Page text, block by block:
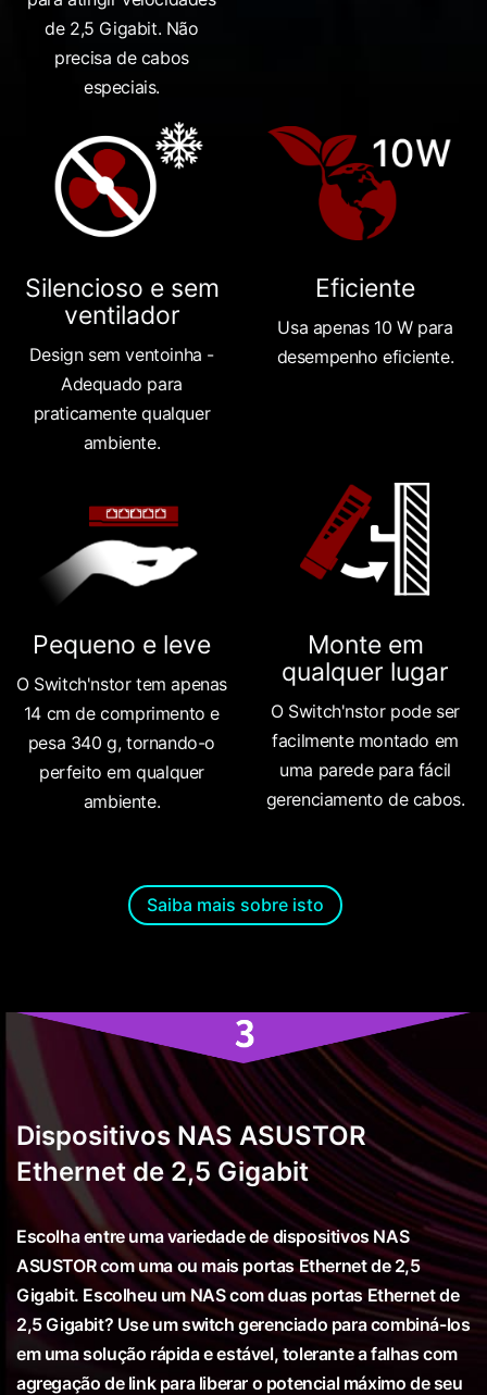
de 2,5 Gigabit. Não
precisa de cabos
especiais.
Silencioso e sem
ventilador
Design sem ventoinha -
Adequado para
praticamente qualquer
ambiente.
Eficiente
Usa apenas 10 W para
desempenho eficiente.
Pequeno e leve
O Switch'nstor tem apenas
14 cm de comprimento e
pesa 340 g, tornando-o
perfeito em qualquer
ambiente.
Monte em
qualquer lugar
O Switch'nstor pode ser
facilmente montado em
uma parede para fácil
gerenciamento de cabos.
Saiba mais sobre isto
Dispositivos NAS ASUSTOR
Ethernet de 2,5 Gigabit
Escolha entre uma variedade de dispositivos NAS
ASUSTOR com uma ou mais portas Ethernet de 2,5
Gigabit. Escolheu um NAS com duas portas Ethernet de
2,5 Gigabit? Use um switch gerenciado para combiná-los
em uma solução rápida e estável, tolerante a falhas com
agregação de link para liberar o potencial máximo de seu